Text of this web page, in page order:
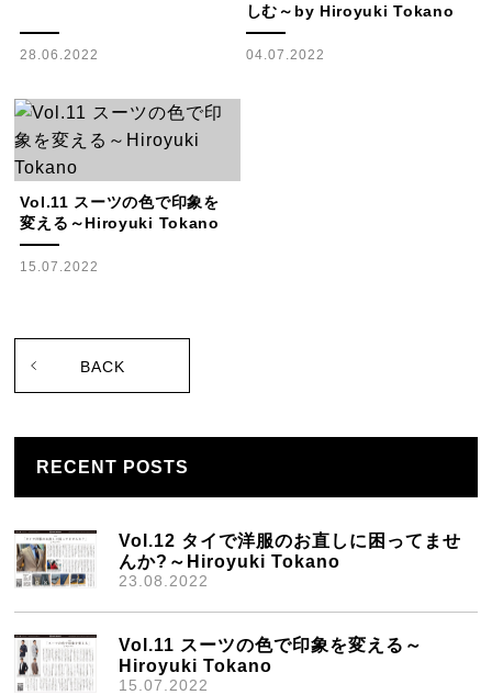
28.06.2022
しむ～by Hiroyuki Tokano
04.07.2022
Vol.11 スーツの色で印象を
変える～Hiroyuki Tokano
15.07.2022
BACK
RECENT POSTS
Vol.12 タイで洋服のお直しに困ってませ
んか?～Hiroyuki Tokano
23.08.2022
Vol.11 スーツの色で印象を変える～
Hiroyuki Tokano
15.07.2022